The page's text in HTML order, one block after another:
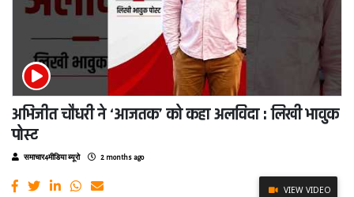
अभिजीत चौधरी ने ‘आजतक’ को कहा अलविदा : लिखी भावुक
पोस्ट
समाचार4मीडिया ब्यूरो 2 months ago
VIEW VIDEO